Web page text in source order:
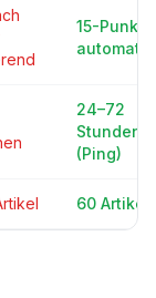
15-Punkte
24–72
Stunden
(Ping)
60 Artikel